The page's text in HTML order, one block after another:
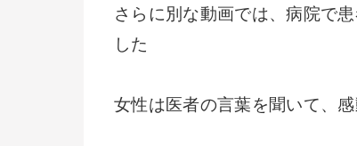
さらに別な動画では、病院で
した
女性は医者の言葉を聞いて、